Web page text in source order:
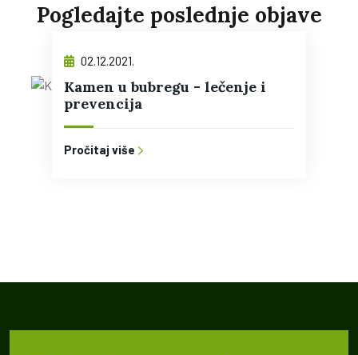
Pogledajte poslednje objave
02.12.2021.
Kamen u bubregu - lečenje i
prevencija
Pročitaj više